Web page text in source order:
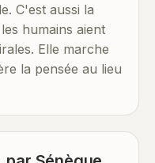
C'est aussi la
humains aient
Elle marche
la pensée au lieu